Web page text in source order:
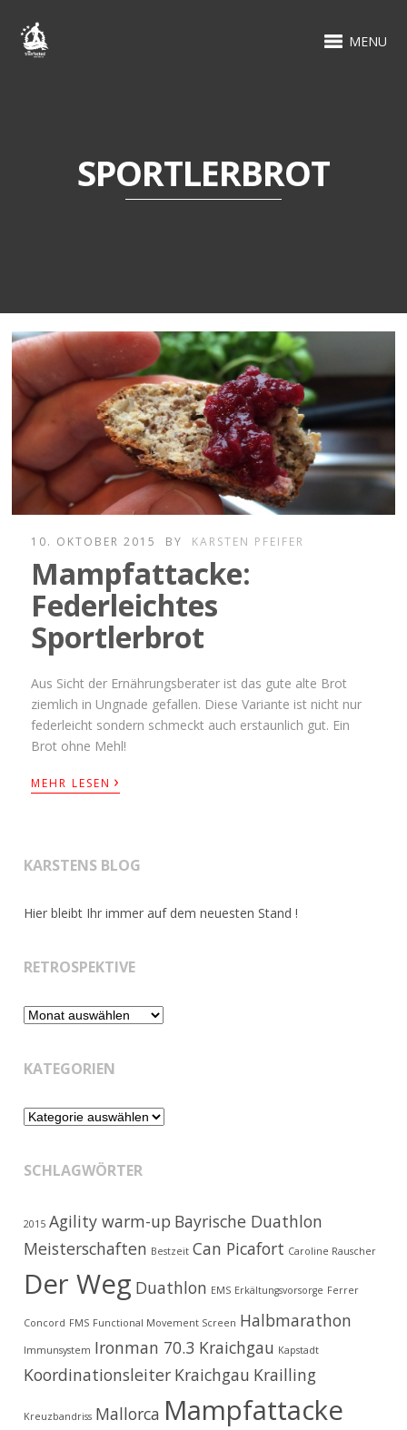
MENU
SPORTLERBROT
10. OKTOBER 2015 BY KARSTEN PFEIFER
Mampfattacke:
Federleichtes
Sportlerbrot
Aus Sicht der Ernährungsberater ist das gute alte Brot
ziemlich in Ungnade gefallen. Diese Variante ist nicht nur
federleicht sondern schmeckt auch erstaunlich gut. Ein
Brot ohne Mehl!
MEHR LESEN ›
KARSTENS BLOG
Hier bleibt Ihr immer auf dem neuesten Stand !
RETROSPEKTIVE
Retrospektive
KATEGORIEN
Kategorien
SCHLAGWÖRTER
2015 Agility warm-up Bayrische Duathlon
Meisterschaften Bestzeit Can Picafort Caroline Rauscher
Der Weg Duathlon EMS Erkältungsvorsorge Ferrer
Concord FMS Functional Movement Screen Halbmarathon
Immunsystem Ironman 70.3 Kraichgau Kapstadt
Koordinationsleiter Kraichgau Krailling
Kreuzbandriss Mallorca Mampfattacke